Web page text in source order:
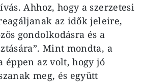
Ahhoz, hogy a szerzetesi
az idők jeleire,
gondolkodásra és a
Mint mondta, a
éppen az volt, hogy jó
meg, és együtt